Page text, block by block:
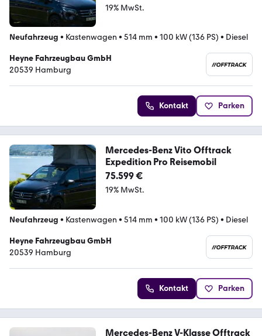
19% MwSt.
Neufahrzeug • Kastenwagen • 514 mm • 100 kW (136 PS) • Diesel
Heyne Fahrzeugbau GmbH
20539 Hamburg
Kontakt Parken
Mercedes-Benz Vito Offtrack
Expedition Pro Reisemobil
75.599 €
19% MwSt.
Neufahrzeug • Kastenwagen • 514 mm • 100 kW (136 PS) • Diesel
Heyne Fahrzeugbau GmbH
20539 Hamburg
Kontakt Parken
Mercedes-Benz V-Klasse Offtrack